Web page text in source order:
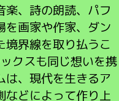
、詩の朗読、パフ
を画家や作家、ダン
界線を取り払うこ
クスも同じ想いを携
は、現代を生きるア
などによって作り上